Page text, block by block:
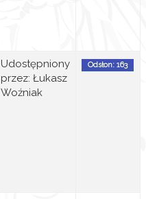
Udostępniony
przez: Łukasz
Woźniak
Odsłon: 163